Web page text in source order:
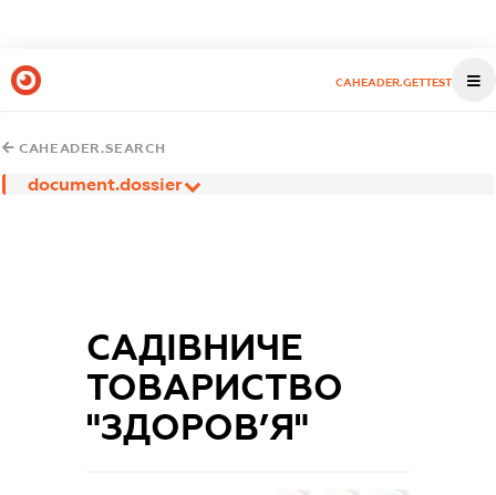
CAHEADER.GETTEST
CAHEADER.SEARCH
document.dossier
САДІВНИЧЕ
ТОВАРИСТВО
"ЗДОРОВ’Я"